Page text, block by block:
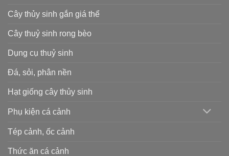
Cây thủy sinh gắn giá thể
Cây thuỷ sinh rong bèo
Dụng cụ thuỷ sinh
Đá, sỏi, phân nền
Hạt giống cây thủy sinh
Phụ kiện cá cảnh
Tép cảnh, ốc cảnh
Thức ăn cá cảnh